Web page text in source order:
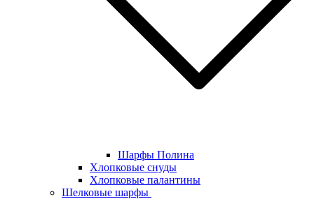
Шарфы Полина
Хлопковые снуды
Хлопковые палантины
Шелковые шарфы